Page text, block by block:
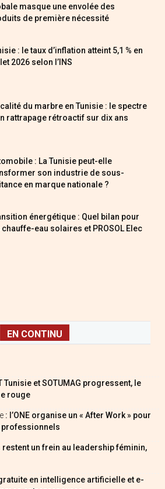
masque une envolée des
de première nécessité
: le taux d’inflation atteint 5,1 % en
2026 selon l’INS
du marbre en Tunisie : le spectre
rattrapage rétroactif sur dix ans
: La Tunisie peut-elle
son industrie de sous-
en marque nationale ?
énergétique : Quel bilan pour
chauffe-eau solaires et PROSOL Elec
EN CONTINU
Tunisie et SOTUMAG progressent, le
rouge
: l’ONE organise un « After Work » pour
professionnels
restent un frein au leadership féminin,
en intelligence artificielle et e-